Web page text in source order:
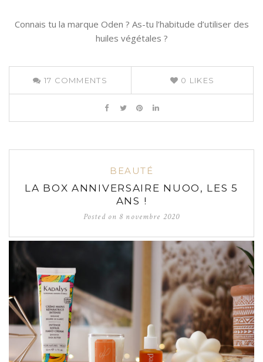
Connais tu la marque Oden ? As-tu l’habitude d’utiliser des
huiles végétales ?
17 COMMENTS 0 LIKES
BEAUTÉ
LA BOX ANNIVERSAIRE NUOO, LES 5
ANS !
Posted on 8 novembre 2020